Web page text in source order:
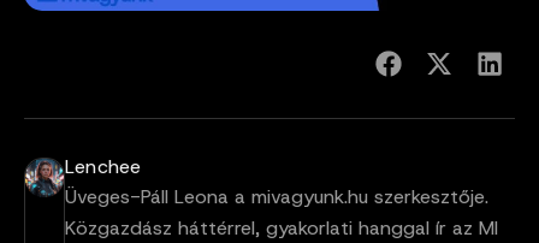
Lenchee
Üveges-Páll Leona a mivagyunk.hu szerkesztője.
Közgazdász háttérrel, gyakorlati hanggal ír az MI